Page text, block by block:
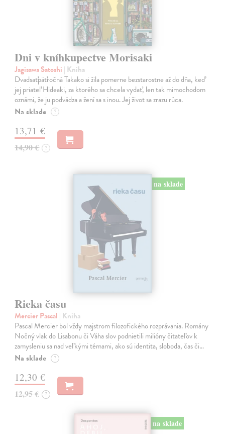
Dni v kníhkupectve Morisaki
Jagisawa Satoshi | Kniha
Dvadsaťpäťročná Takako si žila pomerne bezstarostne až do dňa, keď
jej priateľ Hideaki, za ktorého sa chcela vydať, len tak mimochodom
oznámi, že ju podvádza a žení sa s inou. Jej život sa zrazu rúca.
Na sklade ?
13,71 €
14,90 € ?
na sklade
Rieka času
Mercier Pascal | Kniha
Pascal Mercier bol vždy majstrom filozofického rozprávania. Romány
Nočný vlak do Lisabonu či Váha slov podnietili milióny čitateľov k
zamysleniu sa nad veľkými témami, ako sú identita, sloboda, čas či…
Na sklade ?
12,30 €
12,95 € ?
na sklade